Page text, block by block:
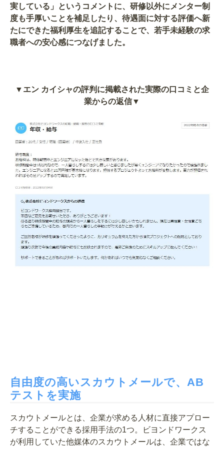
実している」というコメントに、研修以外にメンター制
度も手厚いことを補足したり、待遇面に対する評価へ新
たにできた福利厚生を追記することで、若手未経験の求
職者への安心感につなげました。
▼エン カイシャの評判に掲載された実際の口コミと企
業からの返信▼
自由度の高いスカウトメールで、AB
テストを実施
スカウトメールとは、企業が求める人材に直接アプロー
チすることができる採用手法の1つ。ビヨンドワークス
が利用していた他媒体のスカウトメールは、企業ではな